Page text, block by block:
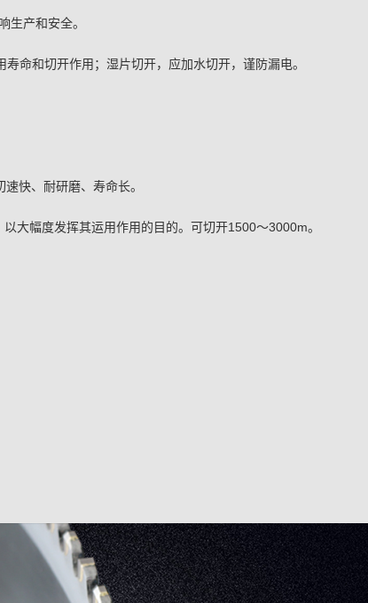
响生产和安全。
命和切开作用；湿片切开，应加水切开，谨防漏电。
快、耐研磨、寿命长。
大幅度发挥其运用作用的目的。可切开1500～3000m。